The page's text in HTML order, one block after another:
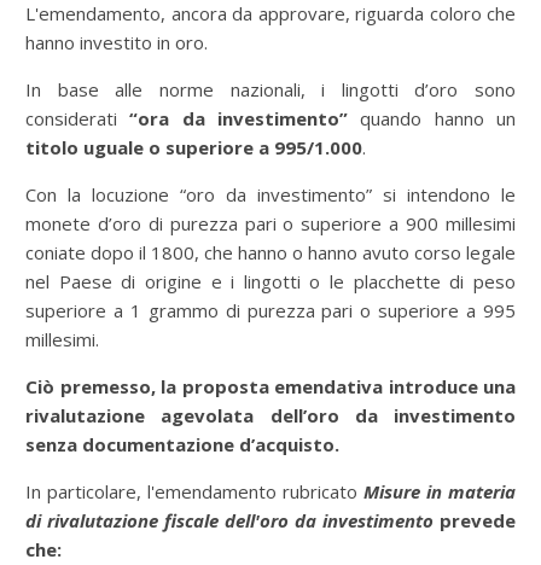
L'emendamento, ancora da approvare, riguarda coloro che
hanno investito in oro.
In base alle norme nazionali, i lingotti d’oro sono
considerati“ora da investimento” quando hanno un
titolo uguale o superiore a 995/1.000.
Con la locuzione “oro da investimento” si intendono le
monete d’oro di purezza pari o superiore a 900 millesimi
coniate dopo il 1800, che hanno o hanno avuto corso legale
nel Paese di origine e i lingotti o le placchette di peso
superiore a 1 grammo di purezza pari o superiore a 995
millesimi.
Ciò premesso, la proposta emendativa introduce una
rivalutazione agevolata dell’oro da investimento
senza documentazione d’acquisto.
In particolare, l'emendamento rubricato Misure in materia
di rivalutazione fiscale dell'oro da investimento prevede
che: